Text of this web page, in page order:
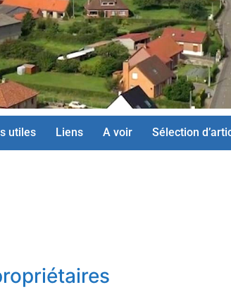
utiles Liens A voir Sélection